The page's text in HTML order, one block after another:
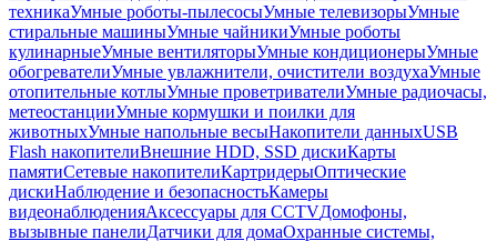
техникаУмные роботы-пылесосыУмные телевизорыУмные
стиральные машиныУмные чайникиУмные роботы
кулинарныеУмные вентиляторыУмные кондиционерыУмные
обогревателиУмные увлажнители, очистители воздухаУмные
отопительные котлыУмные проветривателиУмные радиочасы,
метеостанцииУмные кормушки и поилки для
животныхУмные напольные весыНакопители данныхUSB
Flash накопителиВнешние HDD, SSD дискиКарты
памятиСетевые накопителиКартридерыОптические
дискиНаблюдение и безопасностьКамеры
видеонаблюденияАксессуары для CCTVДомофоны,
вызывные панелиДатчики для домаОхранные системы,